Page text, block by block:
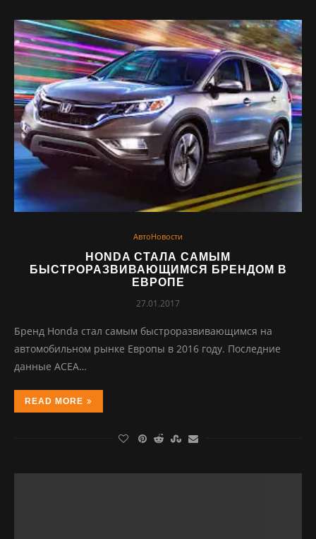
АвтоНовости
HONDA СТАЛА САМЫМ
БЫСТРОРАЗВИВАЮЩИМСЯ БРЕНДОМ В
ЕВРОПЕ
27.01.2017
Бренд Honda стал самым быстроразвивающимся на
автомобильном рынке Европы в 2016 году. Последние
данные ACEA…
READ MORE